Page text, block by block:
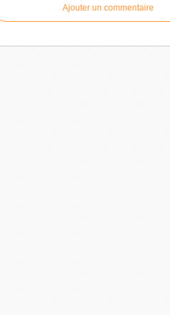
Ajouter un commentaire